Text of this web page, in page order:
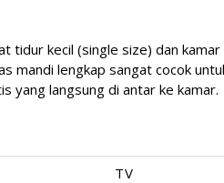
kecil (single size) dan kamar
mandi lengkap sangat cocok
yang langsung di antar ke kamar.
TV